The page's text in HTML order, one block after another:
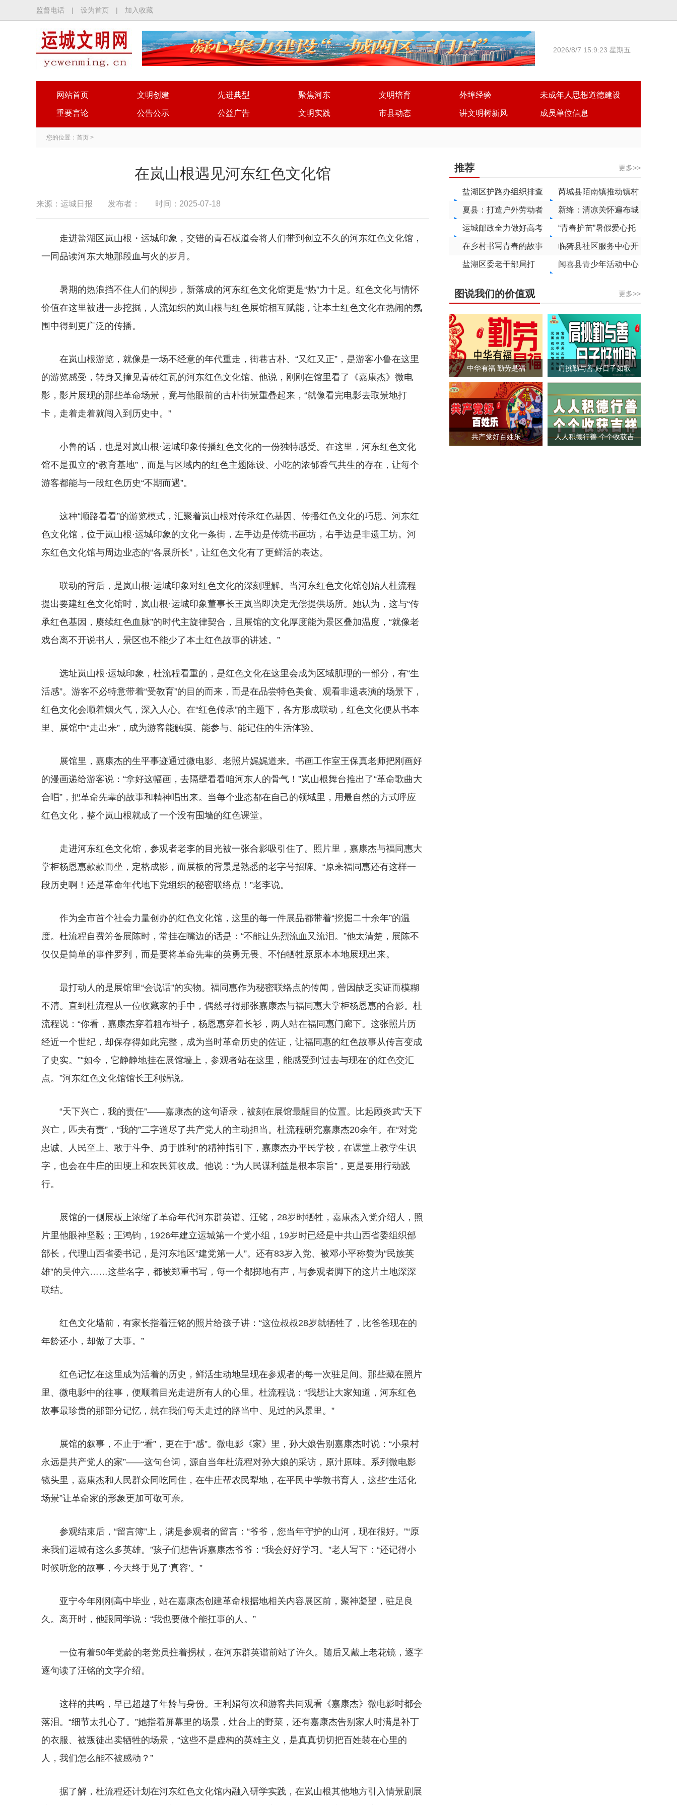
监督电话 | 设为首页 | 加入收藏
2026/8/7 15:9:24 星期五
网站首页
重要言论
文明创建
公告公示
先进典型
公益广告
聚焦河东
文明实践
文明培育
市县动态
外埠经验
讲文明树新风
未成年人思想道德建设
成员单位信息
您的位置： 首页 >
在岚山根遇见河东红色文化馆
来源：运城日报 发布者： 时间：2025-07-18
走进盐湖区岚山根・运城印象，交错的青石板道会将人们带到创立不久的河东红色文化馆，
一同品读河东大地那段血与火的岁月。
暑期的热浪挡不住人们的脚步，新落成的河东红色文化馆更是“热”力十足。红色文化与情怀
价值在这里被进一步挖掘，人流如织的岚山根与红色展馆相互赋能，让本土红色文化在热闹的氛
围中得到更广泛的传播。
在岚山根游览，就像是一场不经意的年代重走，街巷古朴、“又红又正”，是游客小鲁在这里
的游览感受，转身又撞见青砖红瓦的河东红色文化馆。他说，刚刚在馆里看了《嘉康杰》微电
影，影片展现的那些革命场景，竟与他眼前的古朴街景重叠起来，“就像看完电影去取景地打
卡，走着走着就闯入到历史中。”
小鲁的话，也是对岚山根·运城印象传播红色文化的一份独特感受。在这里，河东红色文化
馆不是孤立的“教育基地”，而是与区域内的红色主题陈设、小吃的浓郁香气共生的存在，让每个
游客都能与一段红色历史“不期而遇”。
这种“顺路看看”的游览模式，汇聚着岚山根对传承红色基因、传播红色文化的巧思。河东红
色文化馆，位于岚山根·运城印象的文化一条街，左手边是传统书画坊，右手边是非遗工坊。河
东红色文化馆与周边业态的“各展所长”，让红色文化有了更鲜活的表达。
联动的背后，是岚山根·运城印象对红色文化的深刻理解。当河东红色文化馆创始人杜流程
提出要建红色文化馆时，岚山根·运城印象董事长王岚当即决定无偿提供场所。她认为，这与“传
承红色基因，赓续红色血脉”的时代主旋律契合，且展馆的文化厚度能为景区叠加温度，“就像老
戏台离不开说书人，景区也不能少了本土红色故事的讲述。”
选址岚山根·运城印象，杜流程看重的，是红色文化在这里会成为区域肌理的一部分，有“生
活感”。游客不必特意带着“受教育”的目的而来，而是在品尝特色美食、观看非遗表演的场景下，
红色文化会顺着烟火气，深入人心。在“红色传承”的主题下，各方形成联动，红色文化便从书本
里、展馆中“走出来”，成为游客能触摸、能参与、能记住的生活体验。
展馆里，嘉康杰的生平事迹通过微电影、老照片娓娓道来。书画工作室王保真老师把刚画好
的漫画递给游客说：“拿好这幅画，去隔壁看看咱河东人的骨气！”岚山根舞台推出了“革命歌曲大
合唱”，把革命先辈的故事和精神唱出来。当每个业态都在自己的领域里，用最自然的方式呼应
红色文化，整个岚山根就成了一个没有围墙的红色课堂。
走进河东红色文化馆，参观者老李的目光被一张合影吸引住了。照片里，嘉康杰与福同惠大
掌柜杨恩惠款款而坐，定格成影，而展板的背景是熟悉的老字号招牌。“原来福同惠还有这样一
段历史啊！还是革命年代地下党组织的秘密联络点！”老李说。
作为全市首个社会力量创办的红色文化馆，这里的每一件展品都带着“挖掘二十余年”的温
度。杜流程自费筹备展陈时，常挂在嘴边的话是：“不能让先烈流血又流泪。”他太清楚，展陈不
仅仅是简单的事件罗列，而是要将革命先辈的英勇无畏、不怕牺牲原原本本地展现出来。
最打动人的是展馆里“会说话”的实物。福同惠作为秘密联络点的传闻，曾因缺乏实证而模糊
不清。直到杜流程从一位收藏家的手中，偶然寻得那张嘉康杰与福同惠大掌柜杨恩惠的合影。杜
流程说：“你看，嘉康杰穿着粗布褂子，杨恩惠穿着长衫，两人站在福同惠门廊下。这张照片历
经近一个世纪，却保存得如此完整，成为当时革命历史的佐证，让福同惠的红色故事从传言变成
了史实。”“如今，它静静地挂在展馆墙上，参观者站在这里，能感受到‘过去与现在’的红色交汇
点。”河东红色文化馆馆长王利娟说。
“天下兴亡，我的责任”——嘉康杰的这句语录，被刻在展馆最醒目的位置。比起顾炎武“天下
兴亡，匹夫有责”，“我的”二字道尽了共产党人的主动担当。杜流程研究嘉康杰20余年。在“对党
忠诚、人民至上、敢于斗争、勇于胜利”的精神指引下，嘉康杰办平民学校，在课堂上教学生识
字，也会在牛庄的田埂上和农民算收成。他说：“为人民谋利益是根本宗旨”，更是要用行动践
行。
展馆的一侧展板上浓缩了革命年代河东群英谱。汪铭，28岁时牺牲，嘉康杰入党介绍人，照
片里他眼神坚毅；王鸿钧，1926年建立运城第一个党小组，19岁时已经是中共山西省委组织部
部长，代理山西省委书记，是河东地区“建党第一人”。还有83岁入党、被邓小平称赞为“民族英
雄”的吴仲六……这些名字，都被郑重书写，每一个都掷地有声，与参观者脚下的这片土地深深
联结。
红色文化墙前，有家长指着汪铭的照片给孩子讲：“这位叔叔28岁就牺牲了，比爸爸现在的
年龄还小，却做了大事。”
红色记忆在这里成为活着的历史，鲜活生动地呈现在参观者的每一次驻足间。那些藏在照片
里、微电影中的往事，便顺着目光走进所有人的心里。杜流程说：“我想让大家知道，河东红色
故事最珍贵的那部分记忆，就在我们每天走过的路当中、见过的风景里。”
展馆的叙事，不止于“看”，更在于“感”。微电影《家》里，孙大娘告别嘉康杰时说：“小泉村
永远是共产党人的家”——这句台词，源自当年杜流程对孙大娘的采访，原汁原味。系列微电影
镜头里，嘉康杰和人民群众同吃同住，在牛庄帮农民犁地，在平民中学教书育人，这些“生活化
场景”让革命家的形象更加可敬可亲。
参观结束后，“留言簿”上，满是参观者的留言：“爷爷，您当年守护的山河，现在很好。”“原
来我们运城有这么多英雄。”孩子们想告诉嘉康杰爷爷：“我会好好学习。”老人写下：“还记得小
时候听您的故事，今天终于见了‘真容’。”
亚宁今年刚刚高中毕业，站在嘉康杰创建革命根据地相关内容展区前，聚神凝望，驻足良
久。离开时，他跟同学说：“我也要做个能扛事的人。”
一位有着50年党龄的老党员拄着拐杖，在河东群英谱前站了许久。随后又戴上老花镜，逐字
逐句读了汪铭的文字介绍。
这样的共鸣，早已超越了年龄与身份。王利娟每次和游客共同观看《嘉康杰》微电影时都会
落泪。“细节太扎心了。”她指着屏幕里的场景，灶台上的野菜，还有嘉康杰告别家人时满是补丁
的衣服、被叛徒出卖牺牲的场景，“这些不是虚构的英雄主义，是真真切切把百姓装在心里的
人，我们怎么能不被感动？”
据了解，杜流程还计划在河东红色文化馆内融入研学实践，在岚山根其他地方引入情景剧展
推荐 更多>>
盐湖区护路办组织排查
汛期高铁沿线安全隐患
芮城县陌南镇推动镇村
环境“全域美”“持久美”
夏县：打造户外劳动者
的“清凉港湾”
新绛：清凉关怀遍布城
市各角落
运城邮政全力做好高考
录取通知书寄递工作
“青春护苗”暑假爱心托
管班开班
在乡村书写青春的故事
——万荣县到村工作大
临猗县社区服务中心开
展网格员能力素质提升
盐湖区委老干部局打
进基层治理
闻喜县青少年活动中心
图说我们的价值观 更多>>
中华有福 勤劳是福 肩挑勤与善 好日子如歌
共产党好百姓乐 人人积德行善 个个收获吉